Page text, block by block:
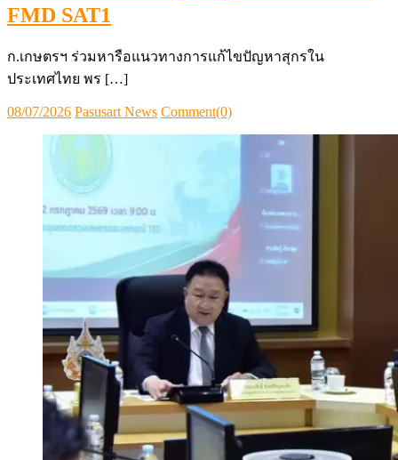
FMD SAT1
ก.เกษตรฯ ร่วมหารือแนวทางการแก้ไขปัญหาสุกรใน
ประเทศไทย พร […]
Posted
08/07/2026 Author
Pasusart News Comment(0)